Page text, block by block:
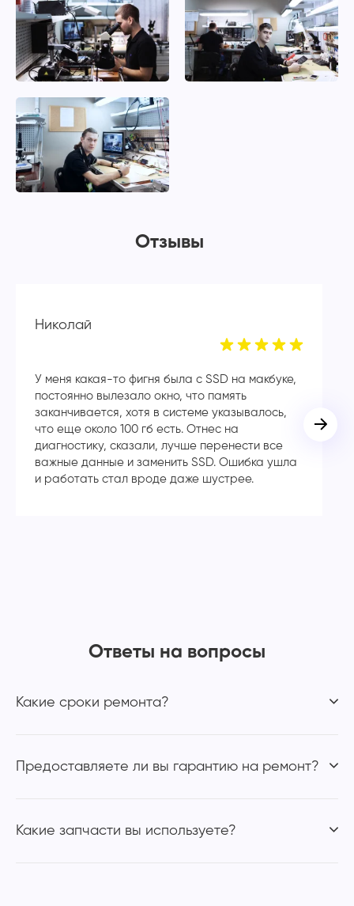
Отзывы
Николай
У меня какая-то фигня была с SSD на макбуке,
постоянно вылезало окно, что память
заканчивается, хотя в системе указывалось,
что еще около 100 гб есть. Отнес на
диагностику, сказали, лучше перенести все
важные данные и заменить SSD. Ошибка ушла
и работать стал вроде даже шустрее.
Ответы на вопросы
Какие сроки ремонта?
Предоставляете ли вы гарантию на ремонт?
Какие запчасти вы используете?